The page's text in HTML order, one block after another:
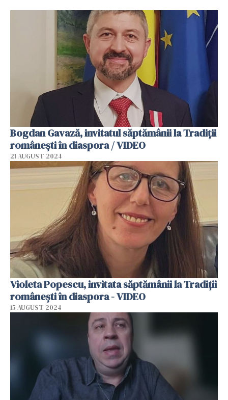
Bogdan Gavază, invitatul săptămânii la Tradiții
românești în diaspora / VIDEO
21 AUGUST 2024
Violeta Popescu, invitata săptămânii la Tradiții
românești în diaspora - VIDEO
15 AUGUST 2024